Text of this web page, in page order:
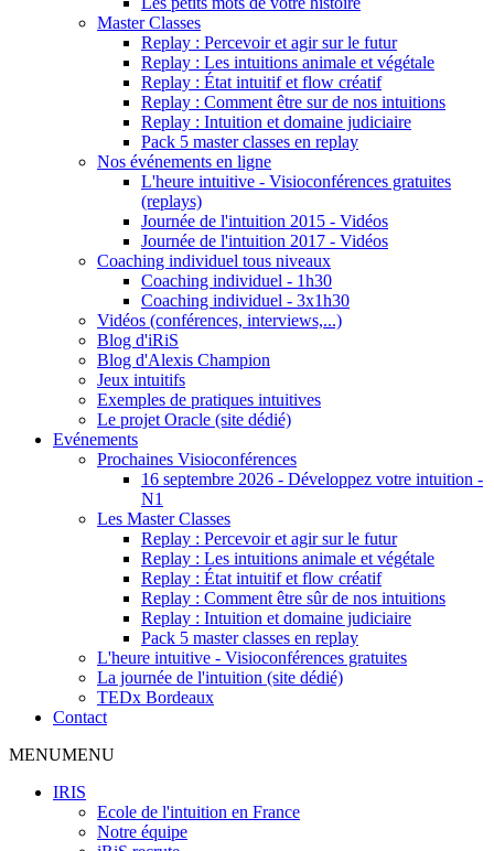
Master Classes
Replay : Percevoir et agir sur le futur
Replay : Les intuitions animale et végétale
Replay : État intuitif et flow créatif
Replay : Comment être sur de nos intuitions
Replay : Intuition et domaine judiciaire
Pack 5 master classes en replay
Nos événements en ligne
L'heure intuitive - Visioconférences gratuites
(replays)
Journée de l'intuition 2015 - Vidéos
Journée de l'intuition 2017 - Vidéos
Coaching individuel tous niveaux
Coaching individuel - 1h30
Coaching individuel - 3x1h30
Vidéos (conférences, interviews,...)
Blog d'iRiS
Blog d'Alexis Champion
Jeux intuitifs
Exemples de pratiques intuitives
Le projet Oracle (site dédié)
Evénements
Prochaines Visioconférences
16 septembre 2026 - Développez votre intuition -
N1
Les Master Classes
Replay : Percevoir et agir sur le futur
Replay : Les intuitions animale et végétale
Replay : État intuitif et flow créatif
Replay : Comment être sûr de nos intuitions
Replay : Intuition et domaine judiciaire
Pack 5 master classes en replay
L'heure intuitive - Visioconférences gratuites
La journée de l'intuition (site dédié)
TEDx Bordeaux
Contact
MENUMENU
IRIS
Ecole de l'intuition en France
Notre équipe